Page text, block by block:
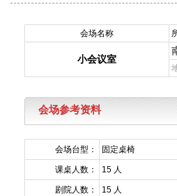
会场名称
小会议室
会场参考资料
会场台型： 固定桌椅
课桌人数： 15 人
剧院人数： 15 人